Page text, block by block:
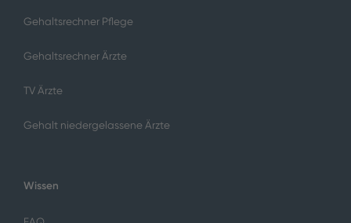
Gehaltsrechner Pflege
Gehaltsrechner Ärzte
TV Ärzte
Gehalt niedergelassene Ärzte
Wissen